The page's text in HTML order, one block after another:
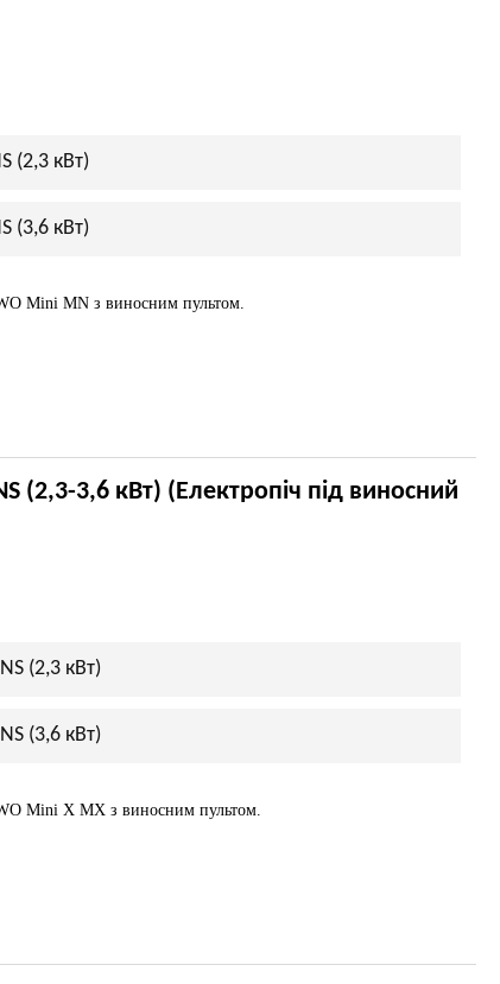
(2,3 кВт)
(3,6 кВт)
Mini MN з виносним пультом.
(2,3-3,6 кВт) (Електропіч під виносний
(2,3 кВт)
(3,6 кВт)
Mini X MX з виносним пультом.